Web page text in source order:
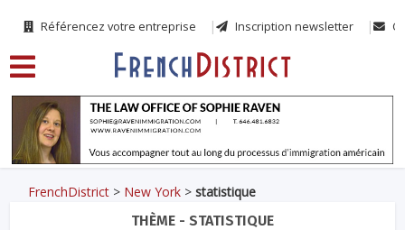
Référencez votre entreprise Inscription newsletter
FrenchDistrict > New York >statistique
THÈME - STATISTIQUE